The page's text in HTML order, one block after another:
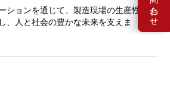
ションを通じて、製造現場の生産性
、人と社会の豊かな未来を支えま